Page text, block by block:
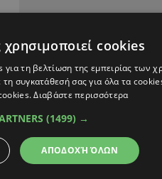
cookies
τη βελτίωση της εμπειρίας των
συγκατάθεσή σας για όλα τα
Διαβάστε περισσότερα
(1499) →
ΑΠΟΔΟΧΉ ΌΛΩΝ